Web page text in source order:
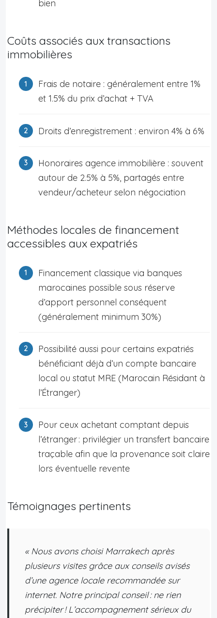
bien
Coûts associés aux transactions
immobilières
Frais de notaire : généralement entre 1%
et 1.5% du prix d’achat + TVA
Droits d’enregistrement : environ 4% à 6%
Honoraires agence immobilière : souvent
autour de 2.5% à 5%, partagés entre
vendeur/acheteur selon négociation
Méthodes locales de financement
accessibles aux expatriés
Financement classique via banques
marocaines possible sous réserve
d’apport personnel conséquent
(généralement minimum 30%)
Possibilité aussi pour certains expatriés
bénéficiant déjà d’un compte bancaire
local ou statut MRE (Marocain Résidant à
l’Étranger)
Pour ceux achetant comptant depuis
l’étranger : privilégier un transfert bancaire
traçable afin que la provenance soit claire
lors éventuelle revente
Témoignages pertinents
« Nous avons choisi Marrakech après
plusieurs visites grâce aux conseils avisés
d’une agence locale recommandée sur
internet. Notre principal conseil : ne rien
précipiter ! L’accompagnement sérieux du